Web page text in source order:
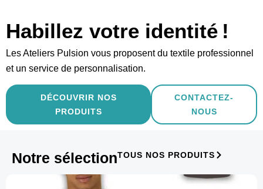
Habillez votre identité !
Les Ateliers Pulsion vous proposent du textile professionnel
et un service de personnalisation.
DÉCOUVRIR NOS
PRODUITS
CONTACTEZ-
NOUS
Notre sélectionTOUS NOS PRODUITS